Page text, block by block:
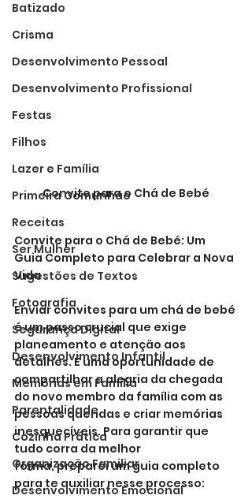
Batizado
Crisma
Desenvolvimento Pessoal
Desenvolvimento Profissional
Festas
Filhos
Lazer e Família
Primeira Comunhão
Receitas
Ser Mulher
Sugestões de Textos
Fotografia
Segurança Digital
Desenvolvimento Infantil
Memórias em Família
Parentalidade
Cozinha Prática
Organização Familiar
Desenvolvimento Emocional
Convite para o Chá de Bebé
Convite para o Chá de Bebé: Um
Guia Completo para Celebrar a Nova
Vida
Enviar convites para um chá de bebé
é um passo crucial que exige
planeamento e atenção aos
detalhes. É uma oportunidade de
compartilhar a alegria da chegada
do novo membro da família com as
pessoas queridas e criar memórias
inesquecíveis. Para garantir que
tudo corra da melhor
forma, preparei um guia completo
para te auxiliar nesse processo: